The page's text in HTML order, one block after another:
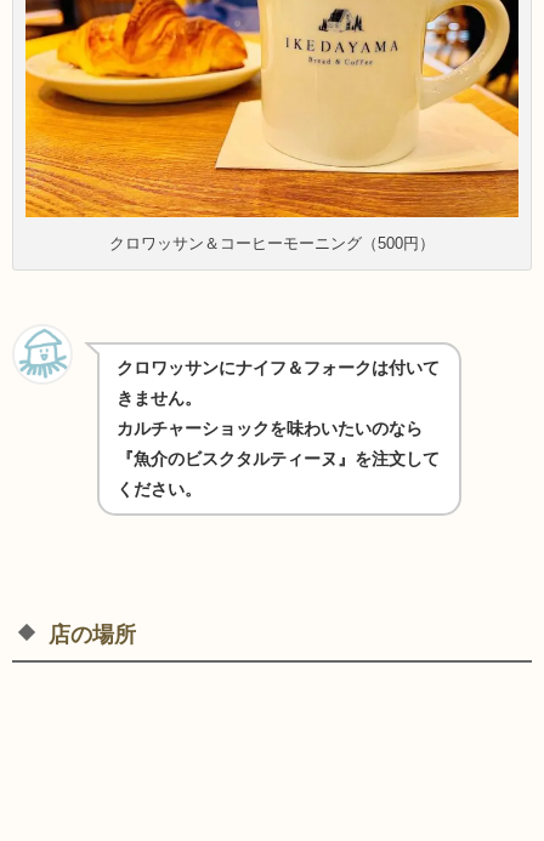
クロワッサン＆コーヒーモーニング（500円）
クロワッサンにナイフ＆フォークは付いて
きません。
カルチャーショックを味わいたいのなら
『魚介のビスクタルティーヌ』を注文して
ください。
店の場所